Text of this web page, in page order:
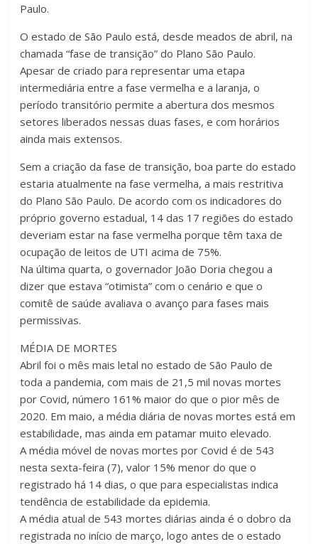
Paulo.
O estado de São Paulo está, desde meados de abril, na
chamada “fase de transição” do Plano São Paulo.
Apesar de criado para representar uma etapa
intermediária entre a fase vermelha e a laranja, o
período transitório permite a abertura dos mesmos
setores liberados nessas duas fases, e com horários
ainda mais extensos.
Sem a criação da fase de transição, boa parte do estado
estaria atualmente na fase vermelha, a mais restritiva
do Plano São Paulo. De acordo com os indicadores do
próprio governo estadual, 14 das 17 regiões do estado
deveriam estar na fase vermelha porque têm taxa de
ocupação de leitos de UTI acima de 75%.
Na última quarta, o governador João Doria chegou a
dizer que estava “otimista” com o cenário e que o
comitê de saúde avaliava o avanço para fases mais
permissivas.
MÉDIA DE MORTES
Abril foi o mês mais letal no estado de São Paulo de
toda a pandemia, com mais de 21,5 mil novas mortes
por Covid, número 161% maior do que o pior mês de
2020. Em maio, a média diária de novas mortes está em
estabilidade, mas ainda em patamar muito elevado.
A média móvel de novas mortes por Covid é de 543
nesta sexta-feira (7), valor 15% menor do que o
registrado há 14 dias, o que para especialistas indica
tendência de estabilidade da epidemia.
A média atual de 543 mortes diárias ainda é o dobro da
registrada no início de março, logo antes de o estado